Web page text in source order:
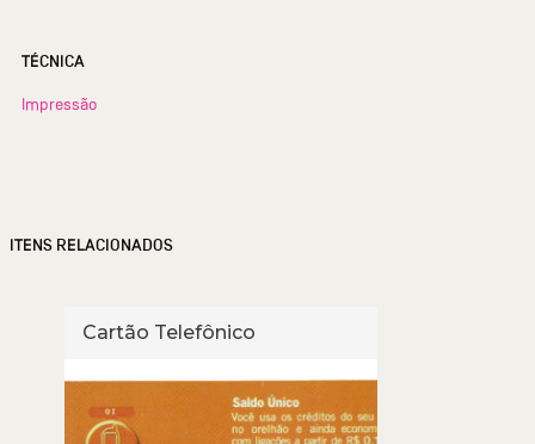
TÉCNICA
Impressão
ITENS RELACIONADOS
Cartão Telefônico